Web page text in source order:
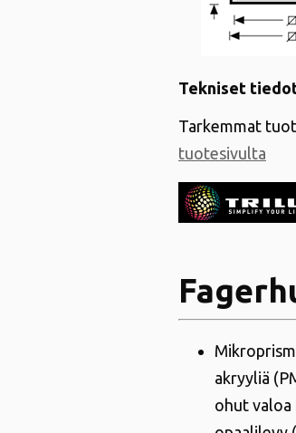
Tekniset
Tarkemmat
tuotesivulta
akryyliä
ohut valoa